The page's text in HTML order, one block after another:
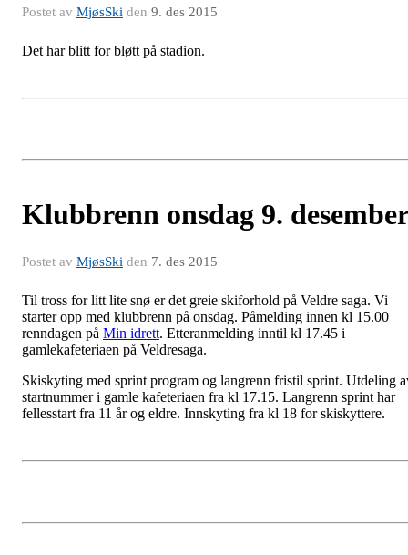
Postet av MjøsSki den 9. des 2015
Det har blitt for bløtt på stadion.
Klubbrenn onsdag 9.
Postet av MjøsSki den 7. des 2015
Til tross for litt lite snø er det greie skiforhold på Veldre saga. Vi
starter opp med klubbrenn på onsdag. Påmelding innen kl 15.00
renndagen på Min idrett. Etteranmelding inntil kl 17.45 i
gamlekafeteriaen på Veldresaga.
Skiskyting med sprint program og langrenn fristil sprint. Utdeling
startnummer i gamle kafeteriaen fra kl 17.15. Langrenn sprint har
fellesstart fra 11 år og eldre. Innskyting fra kl 18 for skiskyttere.